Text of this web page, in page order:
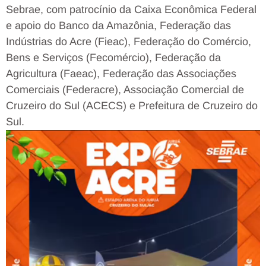
Sebrae, com patrocínio da Caixa Econômica Federal
e apoio do Banco da Amazônia, Federação das
Indústrias do Acre (Fieac), Federação do Comércio,
Bens e Serviços (Fecomércio), Federação da
Agricultura (Faeac), Federação das Associações
Comerciais (Federacre), Associação Comercial de
Cruzeiro do Sul (ACECS) e Prefeitura de Cruzeiro do
Sul.
Tocador
de
vídeo